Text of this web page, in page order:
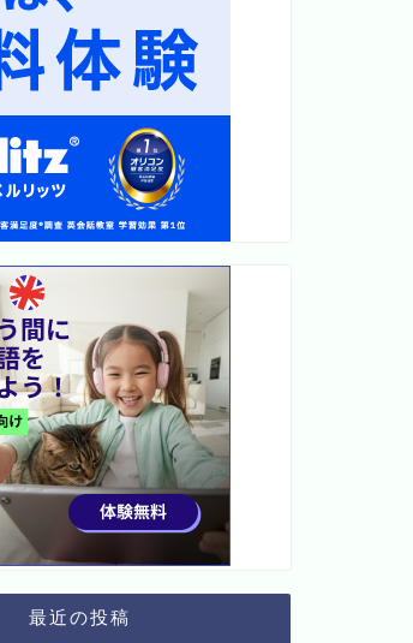
最近の投稿